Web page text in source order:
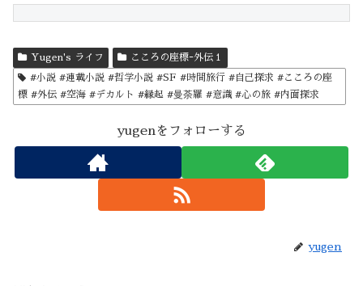
Yugen's ライフ こころの座標ｰ外伝１
#小説 #連載小説 #哲学小説 #SF #時間旅行 #自己探求 #こころの座
標 #外伝 #空海 #デカルト #縁起 #曼荼羅 #意識 #心の旅 #内面探求
yugenをフォローする
yugen